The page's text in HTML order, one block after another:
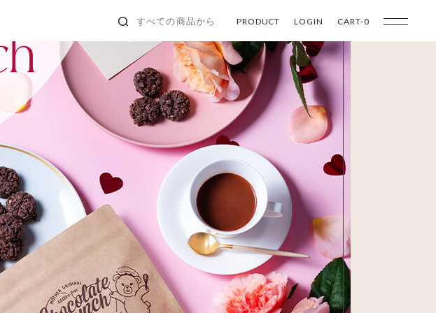
PRODUCT LOGIN CART-0